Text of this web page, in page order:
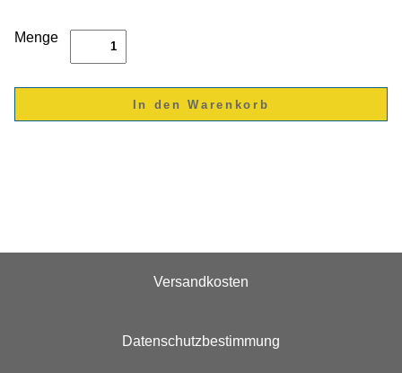
Menge
Versandkosten
Datenschutzbestimmung